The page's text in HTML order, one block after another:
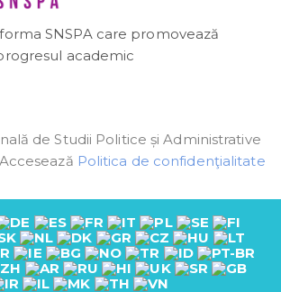
SNSPA care promovează
academic
de Studii Politice și Administrative
Politica de confidenţialitate